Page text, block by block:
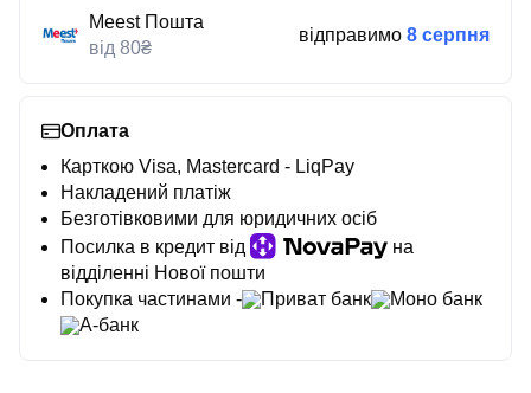
Meest Пошта
від 80₴
відправимо 8 серпня
Оплата
Карткою Visa, Mastercard - LiqPay
Накладений платіж
Безготівковими для юридичних осіб
Посилка в кредит від
на
відділенні Нової пошти
Покупка частинами -
Приват банк
Моно банк
А-банк